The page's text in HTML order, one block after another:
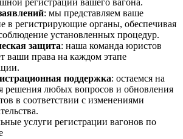
регистрации вашего вагона.
: мы представляем ваше
в регистрирующие органы, обеспечивая
установленных процедур.
защита: наша команда юристов
ваши права на каждом этапе
поддержка: остаемся на
решения любых вопросов и обновления
в соответствии с изменениями
услуги регистрации вагонов по